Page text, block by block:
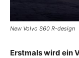
New Volvo S60 R-design
Erstmals wird ein